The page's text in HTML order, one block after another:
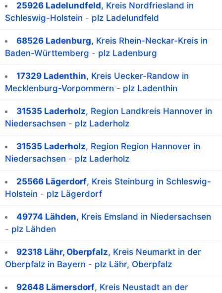
25926 Ladelundfeld, Kreis Nordfriesland in
Schleswig-Holstein - plz Ladelundfeld
68526 Ladenburg, Kreis Rhein-Neckar-Kreis in
Baden-Württemberg - plz Ladenburg
17329 Ladenthin, Kreis Uecker-Randow in
Mecklenburg-Vorpommern - plz Ladenthin
31535 Laderholz, Region Landkreis Hannover in
Niedersachsen - plz Laderholz
31535 Laderholz, Region Region Hannover in
Niedersachsen - plz Laderholz
25566 Lägerdorf, Kreis Steinburg in Schleswig-
Holstein - plz Lägerdorf
49774 Lähden, Kreis Emsland in Niedersachsen
- plz Lähden
92318 Lähr, Oberpfalz, Kreis Neumarkt in der
Oberpfalz in Bayern - plz Lähr, Oberpfalz
92648 Lämersdorf, Kreis Neustadt an der